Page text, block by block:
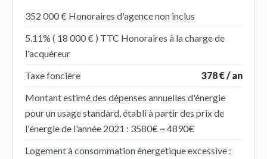
352 000 € Honoraires d'agence non inclus
5.11% ( 18 000 € ) TTC Honoraires à la charge de
l'acquéreur
Taxe foncière
378 € / an
Montant estimé des dépenses annuelles d'énergie
pour un usage standard, établi à partir des prix de
l'énergie de l'année 2021 : 3580€ ~ 4890€
Logement à consommation énergétique excessive :